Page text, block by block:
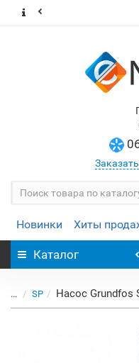
Новинки Хиты
Каталог
... SP Насос Grundfos